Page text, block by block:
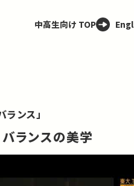
中高生向け TOP
ンス」
バランスの美学